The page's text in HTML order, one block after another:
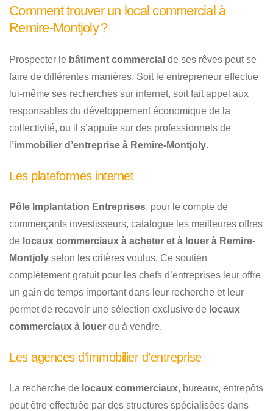
Comment trouver un local commercial à
Remire-Montjoly ?
Prospecter le bâtiment commercial de ses rêves peut se
faire de différentes manières. Soit le entrepreneur effectue
lui-même ses recherches sur internet, soit fait appel aux
responsables du développement économique de la
collectivité, ou il s’appuie sur des professionnels de
’immobilier d’entreprise à Remire-Montjoly.
Les plateformes internet
Pôle Implantation Entreprises, pour le compte de
commerçants investisseurs, catalogue les meilleures offres
de locaux commerciaux à acheter et à louer à Remire-
Montjoly selon les critères voulus. Ce soutien
complètement gratuit pour les chefs d’entreprises leur offre
un gain de temps important dans leur recherche et leur
permet de recevoir une sélection exclusive de locaux
commerciaux à louer ou à vendre.
Les agences d’immobilier d’entreprise
La recherche de locaux commerciaux, bureaux, entrepôts
peut être effectuée par des structures spécialisées dans